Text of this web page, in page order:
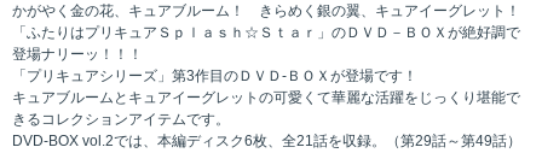
かがやく金の花、キュアブルーム！ きらめく銀の翼、キュアイーグレット！
「ふたりはプリキュアＳｐｌａｓｈ☆Ｓｔａｒ」のＤＶＤ－ＢＯＸが絶好調で
登場ナリーッ！！！
「プリキュアシリーズ」第3作目のＤＶＤ-ＢＯＸが登場です！
キュアブルームとキュアイーグレットの可愛くて華麗な活躍をじっくり堪能で
きるコレクションアイテムです。
DVD-BOX vol.2では、本編ディスク6枚、全21話を収録。（第29話～第49話）